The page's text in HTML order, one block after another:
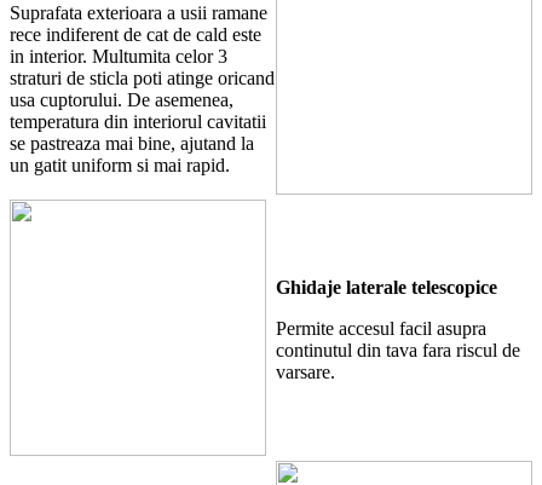
Suprafata exterioara a usii ramane
rece indiferent de cat de cald este
in interior. Multumita celor 3
straturi de sticla poti atinge oricand
usa cuptorului. De asemenea,
temperatura din interiorul cavitatii
se pastreaza mai bine, ajutand la
un gatit uniform si mai rapid.
Ghidaje laterale telescopice
Permite accesul facil asupra
continutul din tava fara riscul de
varsare.